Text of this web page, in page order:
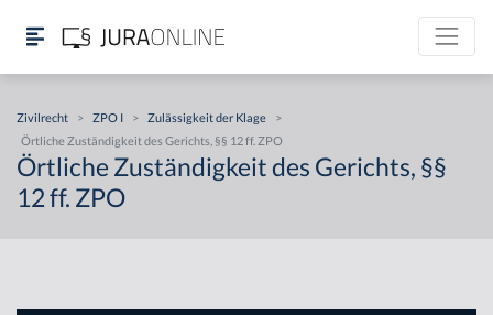
Zivilrecht > ZPO I > Zulässigkeit der Klage
>
Örtliche Zuständigkeit des Gerichts, §§ 12 ff. ZPO
Örtliche Zuständigkeit des Gerichts, §§
12 ff. ZPO